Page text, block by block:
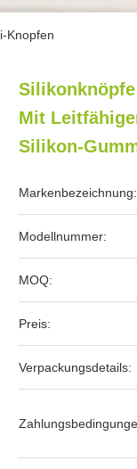
Knopfen
Mit
Silikon-
Markenbezeichnung:
Modellnummer:
MOQ:
Preis:
Verpackungsdetails: